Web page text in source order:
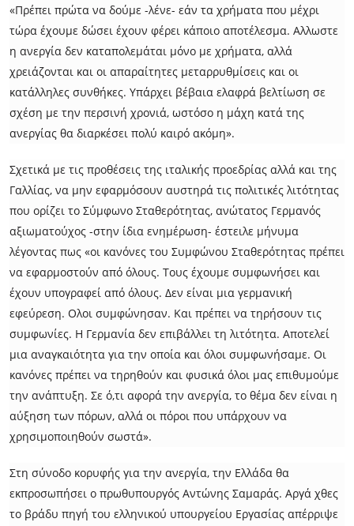
«Πρέπει πρώτα να δούμε -λένε- εάν τα χρήματα που μέχρι
τώρα έχουμε δώσει έχουν φέρει κάποιο αποτέλεσμα. Αλλωστε
η ανεργία δεν καταπολεμάται μόνο με χρήματα, αλλά
χρειάζονται και οι απαραίτητες μεταρρυθμίσεις και οι
κατάλληλες συνθήκες. Υπάρχει βέβαια ελαφρά βελτίωση σε
σχέση με την περσινή χρονιά, ωστόσο η μάχη κατά της
ανεργίας θα διαρκέσει πολύ καιρό ακόμη».
Σχετικά με τις προθέσεις της ιταλικής προεδρίας αλλά και της
Γαλλίας, να μην εφαρμόσουν αυστηρά τις πολιτικές λιτότητας
που ορίζει το Σύμφωνο Σταθερότητας, ανώτατος Γερμανός
αξιωματούχος -στην ίδια ενημέρωση- έστειλε μήνυμα
λέγοντας πως «οι κανόνες του Συμφώνου Σταθερότητας πρέπει
να εφαρμοστούν από όλους. Τους έχουμε συμφωνήσει και
έχουν υπογραφεί από όλους. Δεν είναι μια γερμανική
εφεύρεση. Ολοι συμφώνησαν. Και πρέπει να τηρήσουν τις
συμφωνίες. Η Γερμανία δεν επιβάλλει τη λιτότητα. Αποτελεί
μια αναγκαιότητα για την οποία και όλοι συμφωνήσαμε. Οι
κανόνες πρέπει να τηρηθούν και φυσικά όλοι μας επιθυμούμε
την ανάπτυξη. Σε ό,τι αφορά την ανεργία, το θέμα δεν είναι η
αύξηση των πόρων, αλλά οι πόροι που υπάρχουν να
χρησιμοποιηθούν σωστά».
Στη σύνοδο κορυφής για την ανεργία, την Ελλάδα θα
εκπροσωπήσει ο πρωθυπουργός Αντώνης Σαμαράς. Αργά χθες
το βράδυ πηγή του ελληνικού υπουργείου Εργασίας απέρριψε